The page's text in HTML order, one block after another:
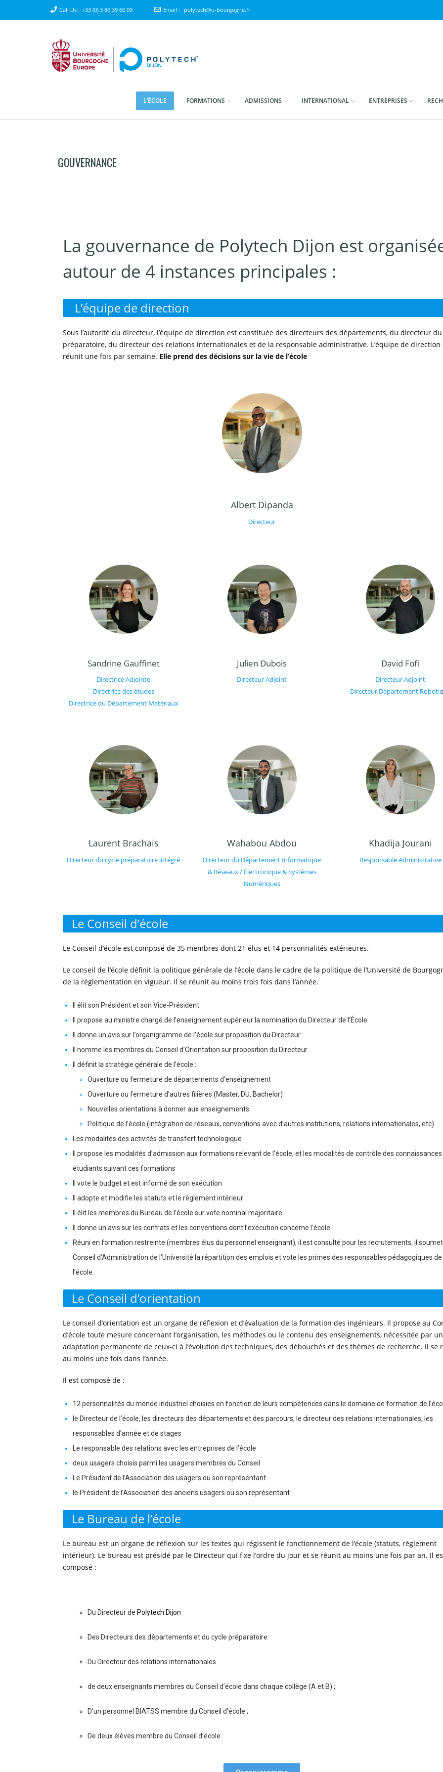
Call Us : +33 (0) 3 80 39 60 09 Email : polytech@u-bourgogne.fr
L’ÉCOLE FORMATIONS ADMISSIONS INTERNATIONAL ENTREPRISES
GOUVERNANCE
La gouvernance de Polytech Dijon est
autour de 4 instances principales :
L’équipe de direction
Sous l’autorité du directeur, l’équipe de direction est constituée des directeurs des départements, du directeur
préparatoire, du directeur des relations internationales et de la responsable administrative. L’équipe de direction
réunit une fois par semaine. Elle prend des décisions sur la vie de l’école
Albert Dipanda
Directeur
Sandrine Gauffinet
Directrice Adjointe
Directrice des études
Directrice du Département Matériaux
Julien Dubois
Directeur Adjoint
David Fofi
Directeur Adjoint
Directeur Département
Laurent Brachais
Directeur du cycle préparatoire intégré
Wahabou Abdou
Directeur du Département Informatique
& Réseaux / Électronique & Systèmes
Numériques
Khadija Jourani
Responsable Administrative
Le Conseil d’école
Le Conseil d’école est composé de 35 membres dont 21 élus et 14 personnalités extérieures.
Le conseil de l’école définit la politique générale de l’école dans le cadre de la politique de l’Université de
de la réglementation en vigueur. Il se réunit au moins trois fois dans l’année.
Il élit son Président et son Vice-Président
Il propose au ministre chargé de l’enseignement supérieur la nomination du Directeur de l’École
Il donne un avis sur l’organigramme de l’école sur proposition du Directeur
Il nomme les membres du Conseil d’Orientation sur proposition du Directeur
Il définit la stratégie générale de l’école :
Ouverture ou fermeture de départements d’enseignement
Ouverture ou fermeture d’autres filières (Master, DU, Bachelor)
Nouvelles orientations à donner aux enseignements
Politique de l’école (intégration de réseaux, conventions avec d’autres institutions, relations internationales, etc)
Les modalités des activités de transfert technologique
Il propose les modalités d’admission aux formations relevant de l’école, et les modalités de contrôle des
étudiants suivant ces formations
Il vote le budget et est informé de son exécution
Il adopte et modifie les statuts et le règlement intérieur
Il élit les membres du Bureau de l’école sur vote nominal majoritaire
Il donne un avis sur les contrats et les conventions dont l’exécution concerne l’école
Réuni en formation restreinte (membres élus du personnel enseignant), il est consulté pour les recrutements, il
Conseil d’Administration de l’Université la répartition des emplois et vote les primes des responsables pédagogiques de
l’école.
Le Conseil d’orientation
Le conseil d’orientation est un organe de réflexion et d’évaluation de la formation des ingénieurs. Il propose au
d’école toute mesure concernant l’organisation, les méthodes ou le contenu des enseignements, nécessitée par
adaptation permanente de ceux-ci à l’évolution des techniques, des débouchés et des thèmes de recherche. Il se
au moins une fois dans l’année.
Il est composé de :
12 personnalités du monde industriel choisies en fonction de leurs compétences dans le domaine de formation de
le Directeur de l’école, les directeurs des départements et des parcours, le directeur des relations internationales, les
responsables d’année et de stages
Le responsable des relations avec les entreprises de l’école
deux usagers choisis parmi les usagers membres du Conseil
Le Président de l’Association des usagers ou son représentant
le Président de l’Association des anciens usagers ou son représentant
Le Bureau de l’école
Le bureau est un organe de réflexion sur les textes qui régissent le fonctionnement de l’école (statuts, règlement
intérieur). Le bureau est présidé par le Directeur qui fixe l’ordre du jour et se réunit au moins une fois par an. Il
composé :
Du Directeur de Polytech Dijon
Des Directeurs des départements et du cycle préparatoire
Du Directeur des relations internationales
de deux enseignants membres du Conseil d’école dans chaque collège (A et B) ;
D’un personnel BIATSS membre du Conseil d’école ;
De deux élèves membre du Conseil d’école.